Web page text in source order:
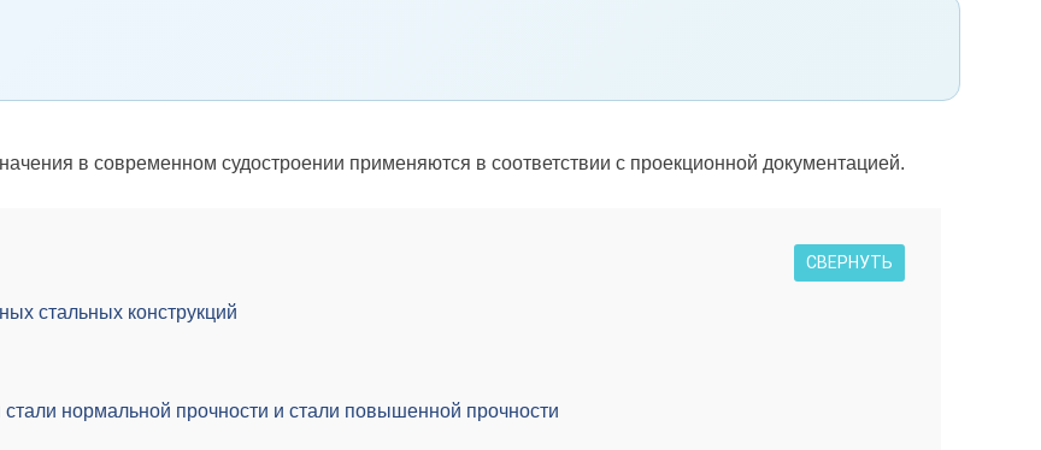
в современном судостроении применяются в соответствии с проекционной документацией.
СВЕРНУТЬ
стальных конструкций
нормальной прочности и стали повышенной прочности